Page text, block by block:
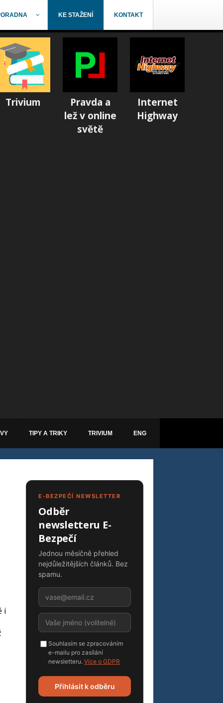
KE STAŽENÍ KONTAKT
Trivium
Pravda a
lež v online
světě
Internet
Highway
TIPY A TRIKY TRIVIUM ENG
E-BEZPEČÍ NEWSLETTER
Odběr
newsletteru E-
Bezpečí
Jednou měsíčně přehled
nejdůležitějších článků. Bez
spamu.
Souhlasím se zpracováním
e-mailu pro zasílání
newsletteru.Více o GDPR
Přihlásit k odběru
i